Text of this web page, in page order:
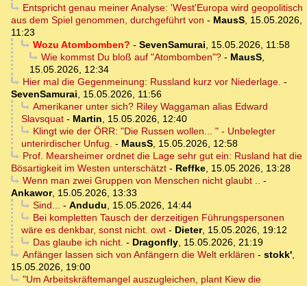
Entspricht genau meiner Analyse: 'West'Europa wird geopolitisch
aus dem Spiel genommen, durchgeführt von - MausS, 15.05.2026,
11:23
Wozu Atombomben? - SevenSamurai, 15.05.2026, 11:58
Wie kommst Du bloß auf "Atombomben"?- MausS,
15.05.2026, 12:34
Hier mal die Gegenmeinung: Russland kurz vor Niederlage. -
SevenSamurai, 15.05.2026, 11:56
Amerikaner unter sich? Riley Waggaman alias Edward
Slavsquat - Martin, 15.05.2026, 12:40
Klingt wie der ÖRR: "Die Russen wollen... " - Unbelegter
unterirdischer Unfug. - MausS, 15.05.2026, 12:58
Prof. Mearsheimer ordnet die Lage sehr gut ein: Rusland hat die
Bösartigkeit im Westen unterschätzt - Reffke, 15.05.2026, 13:28
Wenn man zwei Gruppen von Menschen nicht glaubt .. -
Ankawor, 15.05.2026, 13:33
Sind... - Andudu, 15.05.2026, 14:44
Bei kompletten Tausch der derzeitigen Führungspersonen
wäre es denkbar, sonst nicht. owt - Dieter, 15.05.2026, 19:12
Das glaube ich nicht. - Dragonfly, 15.05.2026, 21:19
Anfänger lassen sich von Anfängern die Welt erklären - stokk',
15.05.2026, 19:00
"Um Arbeitskräftemangel auszugleichen, plant Kiew die